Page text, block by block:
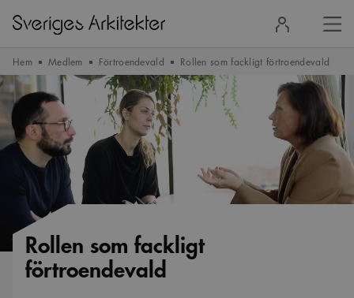
in
Hem Medlem Förtroendevald Rollen som fackligt förtroendevald
Rollen som fackligt
förtroendevald